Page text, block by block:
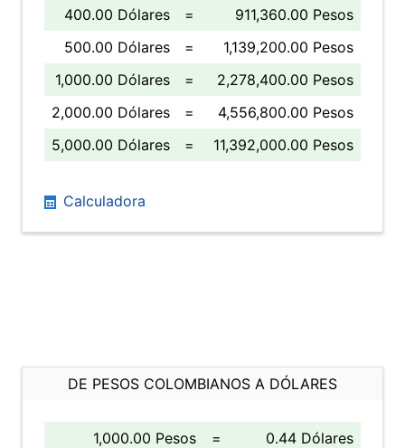
400.00 Dólares
=
911,360.00 Pesos
500.00 Dólares
=
1,139,200.00 Pesos
1,000.00 Dólares
=
2,278,400.00 Pesos
2,000.00 Dólares
=
4,556,800.00 Pesos
5,000.00 Dólares
= 11,392,000.00 Pesos
Calculadora
DE PESOS COLOMBIANOS A DÓLARES
1,000.00 Pesos =
0.44 Dólares